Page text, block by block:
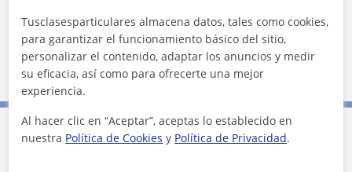
10 km
5 mi
Leaflet| ©OpenStreetMap
Contacta con Lucía
Tusclasesparticulares almacena datos, tales como cookies,
para garantizar el funcionamiento básico del sitio,
personalizar el contenido, adaptar los anuncios y medir
su eficacia, así como para ofrecerte una mejor
experiencia.
Al hacer clic en “Aceptar”, aceptas lo establecido en
nuestra Política de Cookies y Política de Privacidad.